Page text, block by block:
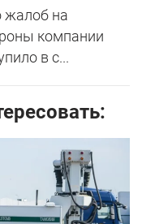
жалоб на
компании
в с...